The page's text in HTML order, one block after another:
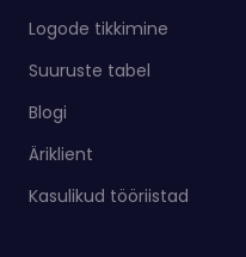
Logode tikkimine
Suuruste tabel
Blogi
Äriklient
Kasulikud tööriistad